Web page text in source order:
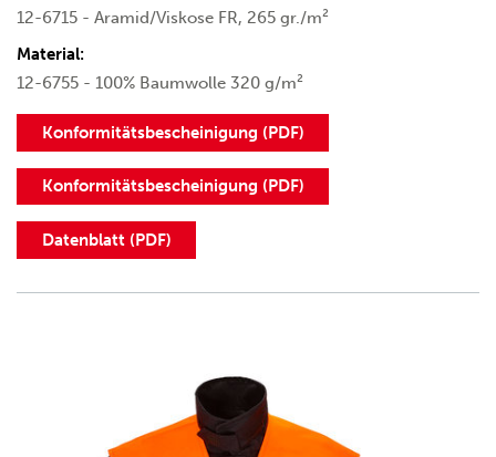
12-6715 - Aramid/Viskose FR, 265 gr./m²
Material:
12-6755 - 100% Baumwolle 320 g/m²
Konformitätsbescheinigung (PDF)
Konformitätsbescheinigung (PDF)
Datenblatt (PDF)